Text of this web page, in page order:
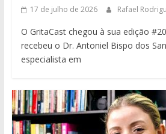
17 de julho de 2026 Rafael
O GritaCast chegou à sua edição
recebeu o Dr. Antoniel Bispo dos
especialista em